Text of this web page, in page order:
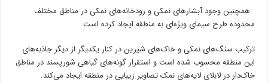
همچنین وجود آبشارهای نمکی و رودخانه‏‌های نمکی در مناطق مختلف
محدوده طرح سیمای ویژه‌‏ای به منطقه ایجاد کرده است.
ترکیب سنگ‌های نمکی و خاک‏‌های شیرین در کنار یکدیگر از دیگر جاذبه‌‏های
این منطقه محسوب شده است و استقرار گونه‌‏های گیاهی شورپسند در مناطق
خاک‏‌دار در لابلای لایه‏‌های نمک تصاویر زیبایی در منطقه ایجاد می‏‌کند.